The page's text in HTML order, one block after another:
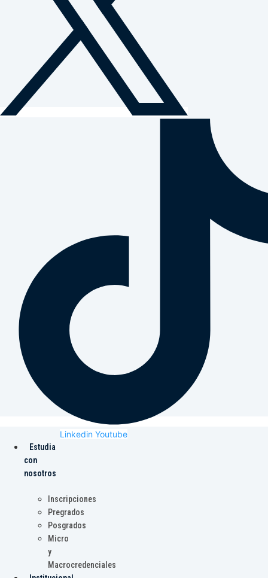
Linkedin Youtube
Estudia
con
nosotros
Inscripciones
Pregrados
Posgrados
Micro
y
Macrocredenciales